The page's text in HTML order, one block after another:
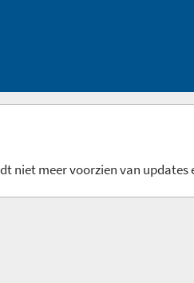
niet meer voorzien van